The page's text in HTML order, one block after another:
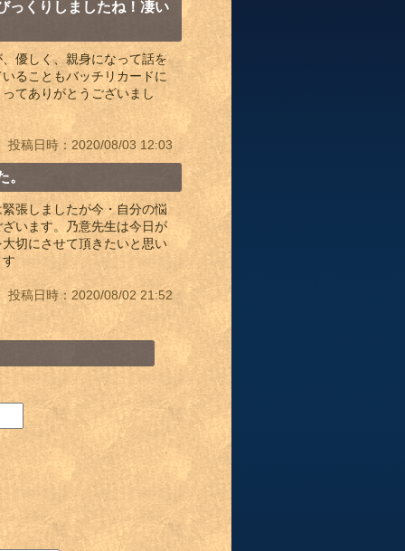
っくりしましたね！凄い
優しく、親身になって話を
ることもバッチリカードに
てありがとうございまし
投稿日時：2020/08/03 12:03
。
張しましたが今・自分の悩
います。乃意先生は今日が
切にさせて頂きたいと思い
投稿日時：2020/08/02 21:52